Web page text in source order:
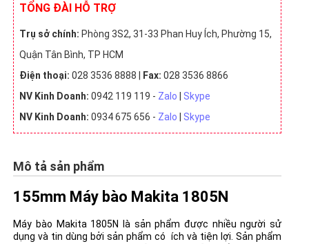
TỔNG ĐÀI HỖ TRỢ
Trụ sở chính: Phòng 3S2, 31-33 Phan Huy Ích, Phường 15,
Quận Tân Bình, TP HCM
Điện thoại: 028 3536 8888 | Fax: 028 3536 8866
NV Kinh Doanh: 0942 119 119 - Zalo
Skype
NV Kinh Doanh: 0934 675 656 - Zalo Skype
Mô tả sản phẩm
155mm Máy bào Makita 1805N
Máy bào Makita 1805N là sản phẩm được nhiều người sử
dụng và tin dùng bởi sản phẩm có ích và tiện lợi. Sản phẩm